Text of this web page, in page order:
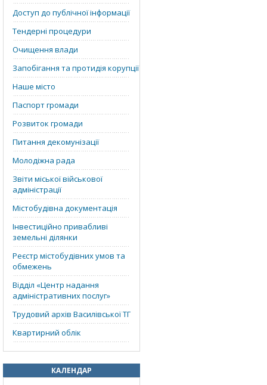
Доступ до публічної інформації
Тендерні процедури
Очищення влади
Запобігання та протидія корупції
Наше місто
Паспорт громади
Розвиток громади
Питання декомунізації
Молодіжна рада
Звіти міської військової
адміністрації
Містобудівна документація
Інвестиційно привабливі
земельні ділянки
Реєстр містобудівних умов та
обмежень
Відділ «‎Центр надання
адміністративних послуг»
Трудовий архів Василівської ТГ
Квартирний облік
КАЛЕНДАР